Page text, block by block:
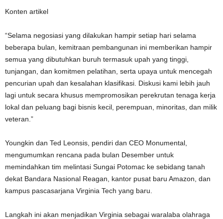
Konten artikel
“Selama negosiasi yang dilakukan hampir setiap hari selama
beberapa bulan, kemitraan pembangunan ini memberikan hampir
semua yang dibutuhkan buruh termasuk upah yang tinggi,
tunjangan, dan komitmen pelatihan, serta upaya untuk mencegah
pencurian upah dan kesalahan klasifikasi. Diskusi kami lebih jauh
lagi untuk secara khusus mempromosikan perekrutan tenaga kerja
lokal dan peluang bagi bisnis kecil, perempuan, minoritas, dan milik
veteran.”
Youngkin dan Ted Leonsis, pendiri dan CEO Monumental,
mengumumkan rencana pada bulan Desember untuk
memindahkan tim melintasi Sungai Potomac ke sebidang tanah
dekat Bandara Nasional Reagan, kantor pusat baru Amazon, dan
kampus pascasarjana Virginia Tech yang baru.
Langkah ini akan menjadikan Virginia sebagai waralaba olahraga